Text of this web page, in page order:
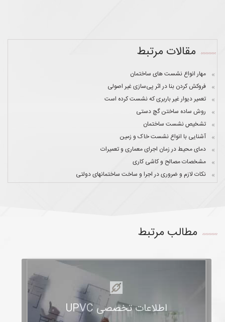
مقالات مرتبط
مهار انواع نشست های ساختمان
فروکش کردن بنا در اثر پی‌سازی غیر اصولی
تعمیر دیوار غیر باربری که نشست کرده است
روش ساده ساختن گچ دستی
تشخیص نشست ساختمان
آشنایی با انواع نشست خاک و زمین
دمای محیط در زمان اجرای معماری و تعمیرات
مشخصات مصالح و کاشی کاری
نکات لازم و ضروری در اجرا و ساخت ساختمانهای دولتی
مطالب مرتبط
اطلاعات تخصصی UPVC